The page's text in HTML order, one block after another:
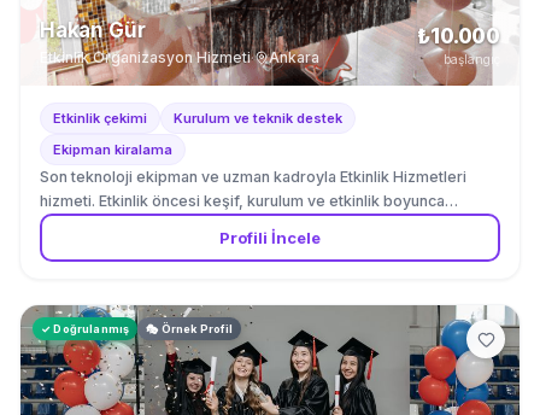
Hakan Gür
Etkinlik Organizasyon Hizmeti· Ankara
₺10.000
başlangıç
Etkinlik çekimi
Kurulum ve teknik destek
Ekipman kiralama
Son teknoloji ekipman ve uzman kadroyla Etkinlik Hizmetleri
hizmeti. Etkinlik öncesi keşif, kurulum ve etkinlik boyunca
kesintisiz teknik destek dahildir.
Profili İncele
✓ Doğrulanmış 🎭 Örnek Profil